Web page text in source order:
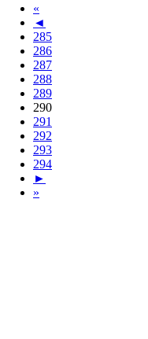
«
◄
285
286
287
288
289
290
291
292
293
294
►
»